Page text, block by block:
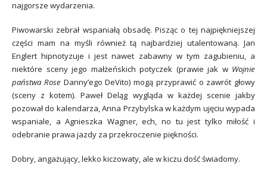
najgorsze wydarzenia.
Piwowarski zebrał wspaniałą obsadę. Pisząc o tej najpiękniejszej
części mam na myśli również tą najbardziej utalentowaną. Jan
Englert hipnotyzuje i jest nawet zabawny w tym zagubieniu, a
niektóre sceny jego małżeńskich potyczek (prawie jak w Wojnie
państwa Rose Danny’ego DeVito) mogą przyprawić o zawrót głowy
(sceny z kotem). Paweł Deląg wygląda w każdej scenie jakby
pozował do kalendarza, Anna Przybylska w każdym ujęciu wypada
wspaniale, a Agnieszka Wagner, ech, no tu jest tylko miłość i
odebranie prawa jazdy za przekroczenie piękności.
Dobry, angażujący, lekko kiczowaty, ale w kiczu dość świadomy.